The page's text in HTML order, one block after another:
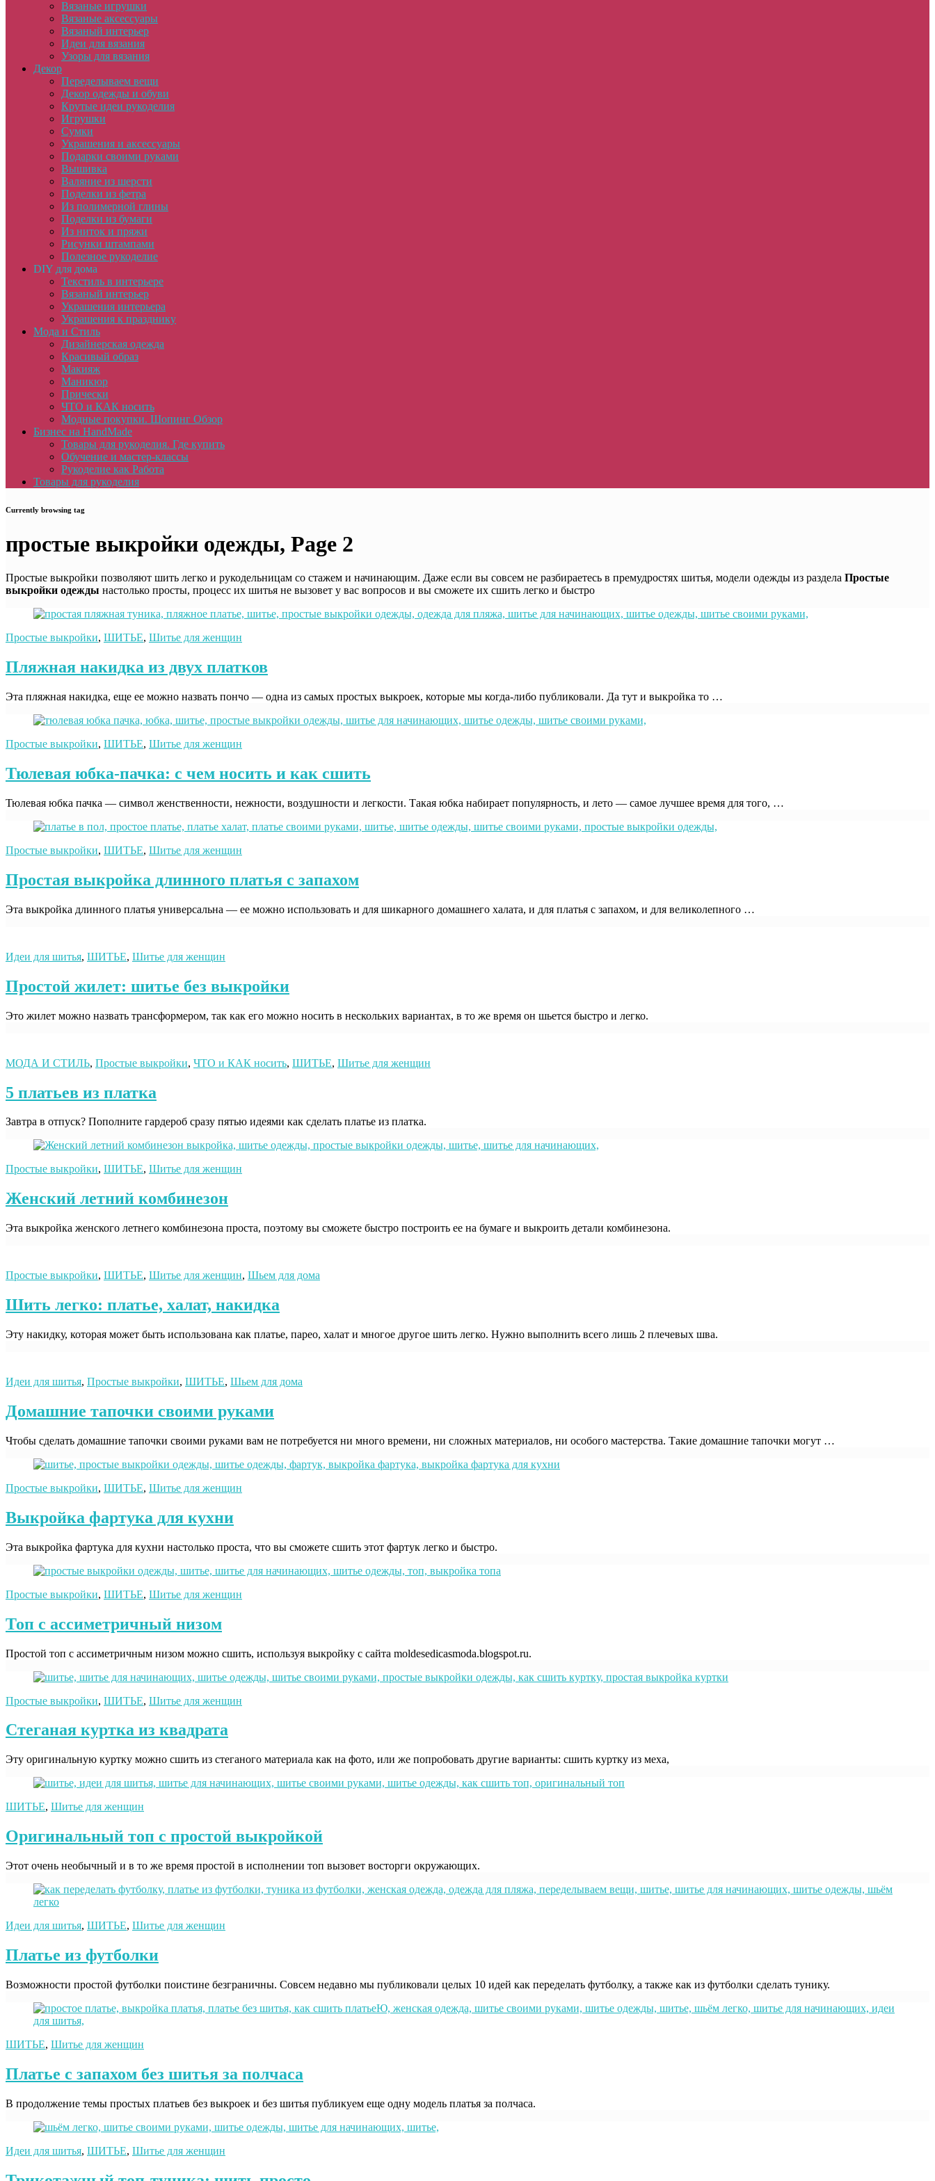
Вязаные игрушки
Вязаные аксессуары
Вязаный интерьер
Идеи для вязания
Узоры для вязания
Декор
Переделываем вещи
Декор одежды и обуви
Крутые идеи рукоделия
Игрушки
Сумки
Украшения и аксессуары
Подарки своими руками
Вышивка
Валяние из шерсти
Поделки из фетра
Из полимерной глины
Поделки из бумаги
Из ниток и пряжи
Рисунки штампами
Полезное рукоделие
DIY для дома
Текстиль в интерьере
Вязаный интерьер
Украшения интерьера
Украшения к празднику
Мода и Стиль
Дизайнерская одежда
Красивый образ
Макияж
Маникюр
Прически
ЧТО и КАК носить
Модные покупки. Шопинг Обзор
Бизнес на HandMade
Товары для рукоделия. Где купить
Обучение и мастер-классы
Рукоделие как Работа
Товары для рукоделия
Currently browsing tag
простые выкройки одежды, Page 2
Простые выкройки позволяют шить легко и рукодельницам со стажем и начинающим. Даже если вы совсем не разбираетесь в премудростях шитья, модели одежды из раздела Простые
выкройки одежды настолько просты, процесс их шитья не вызовет у вас вопросов и вы сможете их сшить легко и быстро
Простые выкройки, ШИТЬЕ, Шитье для женщин
Пляжная накидка из двух платков
Эта пляжная накидка, еще ее можно назвать пончо — одна из самых простых выкроек, которые мы когда-либо публиковали. Да тут и выкройка то …
Простые выкройки, ШИТЬЕ, Шитье для женщин
Тюлевая юбка-пачка: с чем носить и как сшить
Тюлевая юбка пачка — символ женственности, нежности, воздушности и легкости. Такая юбка набирает популярность, и лето — самое лучшее время для того, …
Простые выкройки, ШИТЬЕ, Шитье для женщин
Простая выкройка длинного платья с запахом
Эта выкройка длинного платья универсальна — ее можно использовать и для шикарного домашнего халата, и для платья с запахом, и для великолепного …
Идеи для шитья, ШИТЬЕ, Шитье для женщин
Простой жилет: шитье без выкройки
Это жилет можно назвать трансформером, так как его можно носить в нескольких вариантах, в то же время он шьется быстро и легко.
МОДА И СТИЛЬ, Простые выкройки, ЧТО и КАК носить, ШИТЬЕ, Шитье для женщин
5 платьев из платка
Завтра в отпуск? Пополните гардероб сразу пятью идеями как сделать платье из платка.
Простые выкройки, ШИТЬЕ, Шитье для женщин
Женский летний комбинезон
Эта выкройка женского летнего комбинезона проста, поэтому вы сможете быстро построить ее на бумаге и выкроить детали комбинезона.
Простые выкройки, ШИТЬЕ, Шитье для женщин, Шьем для дома
Шить легко: платье, халат, накидка
Эту накидку, которая может быть использована как платье, парео, халат и многое другое шить легко. Нужно выполнить всего лишь 2 плечевых шва.
Идеи для шитья, Простые выкройки, ШИТЬЕ, Шьем для дома
Домашние тапочки своими руками
Чтобы сделать домашние тапочки своими руками вам не потребуется ни много времени, ни сложных материалов, ни особого мастерства. Такие домашние тапочки могут …
Простые выкройки, ШИТЬЕ, Шитье для женщин
Выкройка фартука для кухни
Эта выкройка фартука для кухни настолько проста, что вы сможете сшить этот фартук легко и быстро.
Простые выкройки, ШИТЬЕ, Шитье для женщин
Топ с ассиметричный низом
Простой топ с ассиметричным низом можно сшить, используя выкройку с сайта moldesedicasmoda.blogspot.ru.
Простые выкройки, ШИТЬЕ, Шитье для женщин
Стеганая куртка из квадрата
Эту оригинальную куртку можно сшить из стеганого материала как на фото, или же попробовать другие варианты: сшить куртку из меха,
ШИТЬЕ, Шитье для женщин
Оригинальный топ с простой выкройкой
Этот очень необычный и в то же время простой в исполнении топ вызовет восторги окружающих.
Идеи для шитья, ШИТЬЕ, Шитье для женщин
Платье из футболки
Возможности простой футболки поистине безграничны. Совсем недавно мы публиковали целых 10 идей как переделать футболку, а также как из футболки сделать тунику.
ШИТЬЕ, Шитье для женщин
Платье с запахом без шитья за полчаса
В продолжение темы простых платьев без выкроек и без шитья публикуем еще одну модель платья за полчаса.
Идеи для шитья, ШИТЬЕ, Шитье для женщин